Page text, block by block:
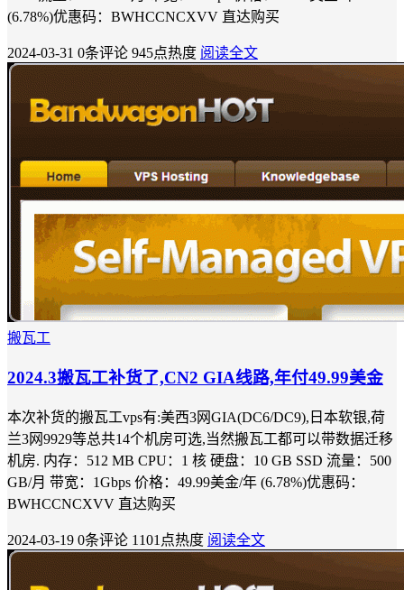
(6.78%)优惠码：BWHCCNCXVV 直达购买
2024-03-31 0条评论 945点热度 阅读全文
搬瓦工
2024.3搬瓦工补货了,CN2 GIA线路,年付49.99美金
本次补货的搬瓦工vps有:美西3网GIA(DC6/DC9),日本软银,荷
兰3网9929等总共14个机房可选,当然搬瓦工都可以带数据迁移
机房. 内存：512 MB CPU：1 核 硬盘：10 GB SSD 流量：500
GB/月 带宽：1Gbps 价格：49.99美金/年 (6.78%)优惠码：
BWHCCNCXVV 直达购买
2024-03-19 0条评论 1101点热度 阅读全文